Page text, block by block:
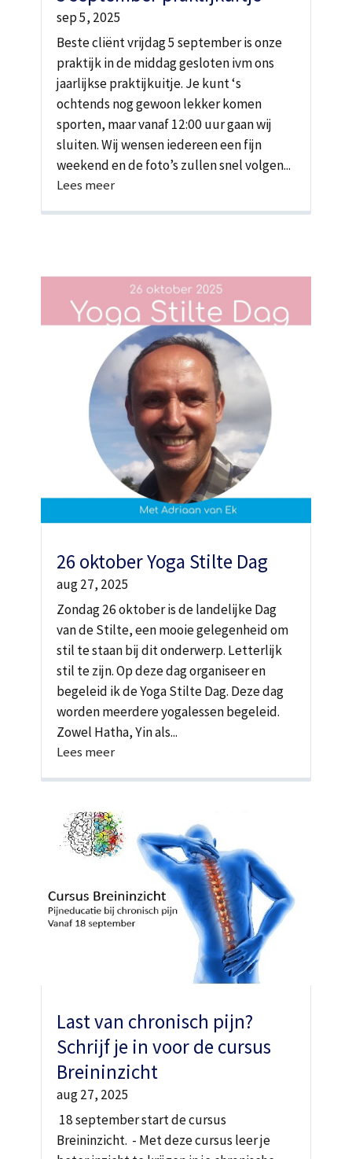
sep 5, 2025
Beste cliënt vrijdag 5 september is onze
praktijk in de middag gesloten ivm ons
jaarlijkse praktijkuitje. Je kunt ‘s
ochtends nog gewoon lekker komen
sporten, maar vanaf 12:00 uur gaan wij
sluiten. Wij wensen iedereen een fijn
weekend en de foto’s zullen snel volgen...
Lees meer
26 oktober Yoga Stilte Dag
aug 27, 2025
Zondag 26 oktober is de landelijke Dag
van de Stilte, een mooie gelegenheid om
stil te staan bij dit onderwerp. Letterlijk
stil te zijn. Op deze dag organiseer en
begeleid ik de Yoga Stilte Dag. Deze dag
worden meerdere yogalessen begeleid.
Zowel Hatha, Yin als...
Lees meer
Last van chronisch pijn?
Schrijf je in voor de cursus
Breininzicht
aug 27, 2025
18 september start de cursus
Breininzicht. - Met deze cursus leer je